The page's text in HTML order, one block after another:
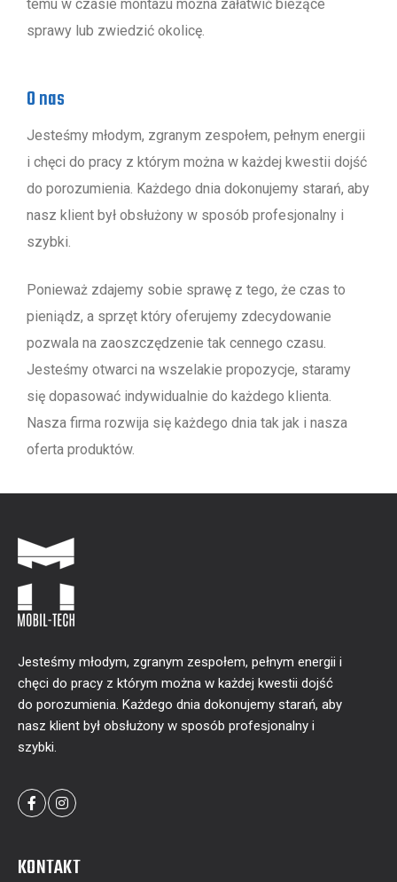
temu w czasie montażu można załatwić bieżące
sprawy lub zwiedzić okolicę.
O nas
Jesteśmy młodym, zgranym zespołem, pełnym energii
i chęci do pracy z którym można w każdej kwestii dojść
do porozumienia. Każdego dnia dokonujemy starań, aby
nasz klient był obsłużony w sposób profesjonalny i
szybki.
Ponieważ zdajemy sobie sprawę z tego, że czas to
pieniądz, a sprzęt który oferujemy zdecydowanie
pozwala na zaoszczędzenie tak cennego czasu.
Jesteśmy otwarci na wszelakie propozycje, staramy
się dopasować indywidualnie do każdego klienta.
Nasza firma rozwija się każdego dnia tak jak i nasza
oferta produktów.
Jesteśmy młodym, zgranym zespołem, pełnym energii i
chęci do pracy z którym można w każdej kwestii dojść
do porozumienia. Każdego dnia dokonujemy starań, aby
nasz klient był obsłużony w sposób profesjonalny i
szybki.
KONTAKT